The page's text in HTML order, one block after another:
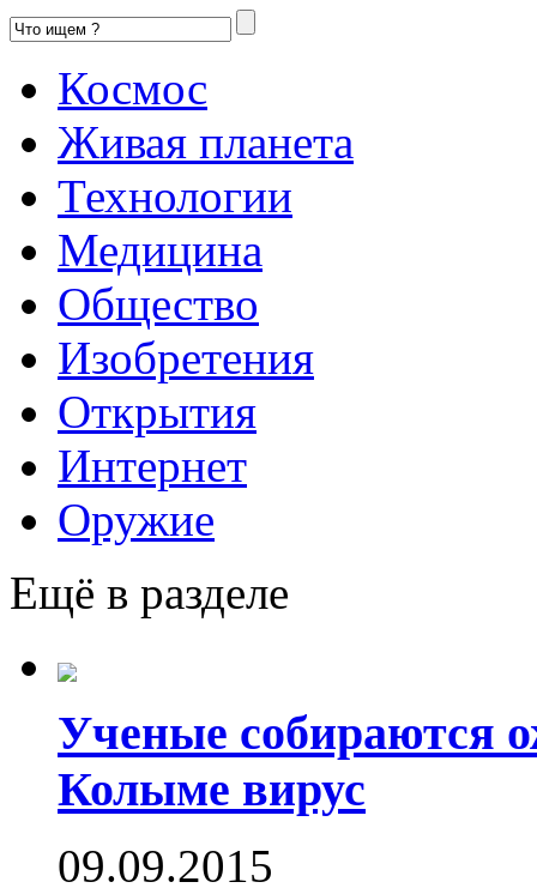
Космос
Живая планета
Технологии
Медицина
Общество
Изобретения
Открытия
Интернет
Оружие
Ещё в разделе
Ученые собираются
Колыме вирус
09.09.2015